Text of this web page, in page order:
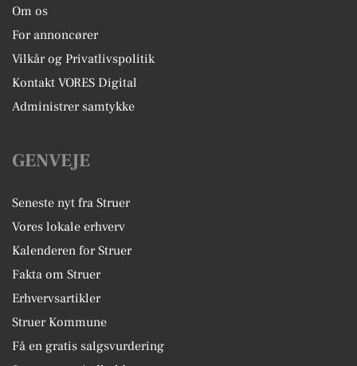
Om os
For annoncører
Vilkår og Privatlivspolitik
Kontakt VORES Digital
Administrer samtykke
GENVEJE
Seneste nyt fra Struer
Vores lokale erhverv
Kalenderen for Struer
Fakta om Struer
Erhvervsartikler
Struer Kommune
Få en gratis salgsvurdering